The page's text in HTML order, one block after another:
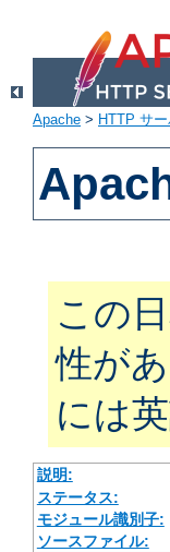
Apache > HTTP サ
この
性が
には
説明:
ステータス:
モジュール識別子:
ソースファイル: